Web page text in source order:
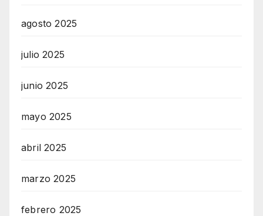
A
E
N
U
M
N
agosto 2025
julio 2025
junio 2025
mayo 2025
abril 2025
marzo 2025
febrero 2025